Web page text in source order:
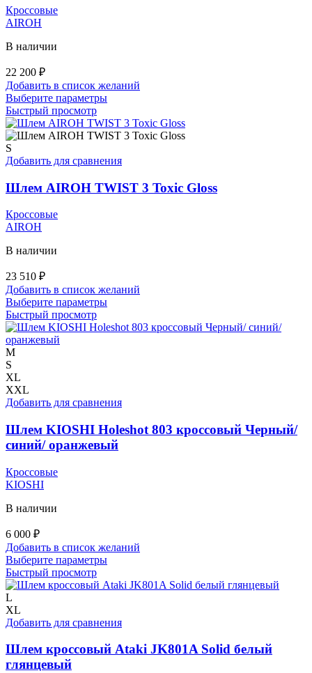
Кроссовые
AIROH
В наличии
22 200 ₽
Добавить в список желаний
Выберите параметрыЭтот
имеет
несколько
Опции
выбрать
на
Быстрый просмотр
S
Добавить для сравнения
Шлем AIROH TWIST 3 Toxic Gloss
Кроссовые
AIROH
В наличии
23 510 ₽
Добавить в список желаний
Выберите параметрыЭтот
имеет
на
товара.
Быстрый просмотр
M
S
XL
XXL
Добавить для сравнения
Шлем KIOSHI Holeshot 803 кроссовый Черный/
синий/ оранжевый
Кроссовые
KIOSHI
В наличии
6 000 ₽
Добавить в список желаний
Выберите параметрыЭтот
имеет
Опции
выбрать
Быстрый просмотр
L
XL
Добавить для сравнения
Шлем кроссовый Ataki JK801A Solid белый
глянцевый